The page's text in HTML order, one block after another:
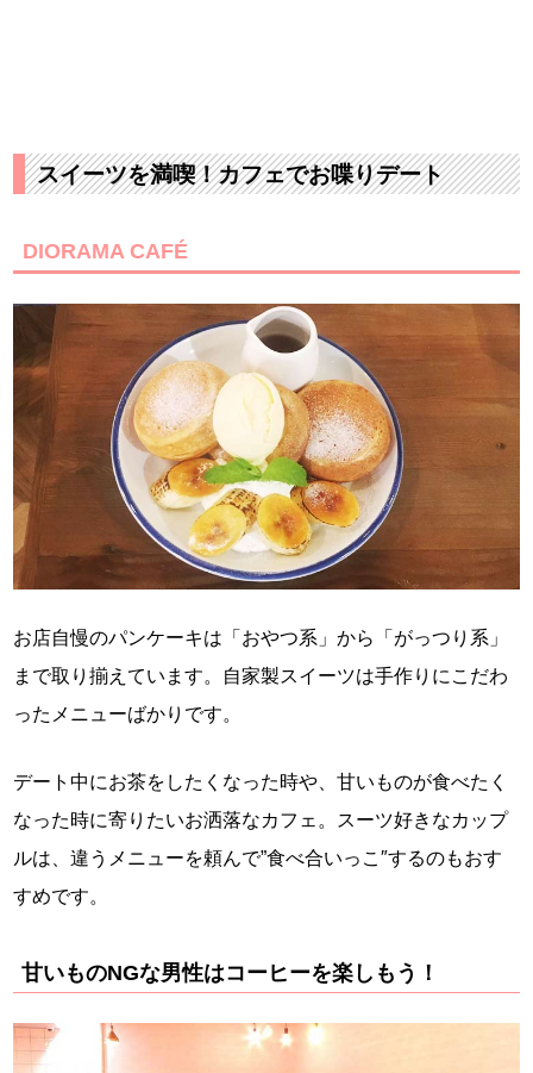
スイーツを満喫！カフェでお喋りデート
DIORAMA CAFÉ
お店自慢のパンケーキは「おやつ系」から「がっつり系」
まで取り揃えています。自家製スイーツは手作りにこだわ
ったメニューばかりです。
デート中にお茶をしたくなった時や、甘いものが食べたく
なった時に寄りたいお洒落なカフェ。スーツ好きなカップ
ルは、違うメニューを頼んで”食べ合いっこ″するのもおす
すめです。
甘いものNGな男性はコーヒーを楽しもう！